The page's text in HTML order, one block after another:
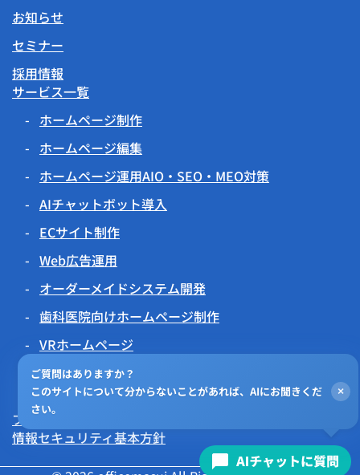
お知らせ
セミナー
採用情報
サービス一覧
ホームページ制作
ホームページ編集
ホームページ運用AIO・SEO・MEO対策
AIチャットボット導入
ECサイト制作
Web広告運用
オーダーメイドシステム開発
歯科医院向けホームページ制作
VRホームページ
伝わるアニメーション
チラシビジョン
プライバシーポリシー
情報セキュリティ基本方針
ご質問はありますか？
このサイトについて分からないことがあれば、AIにお聞きくだ
さい。
×